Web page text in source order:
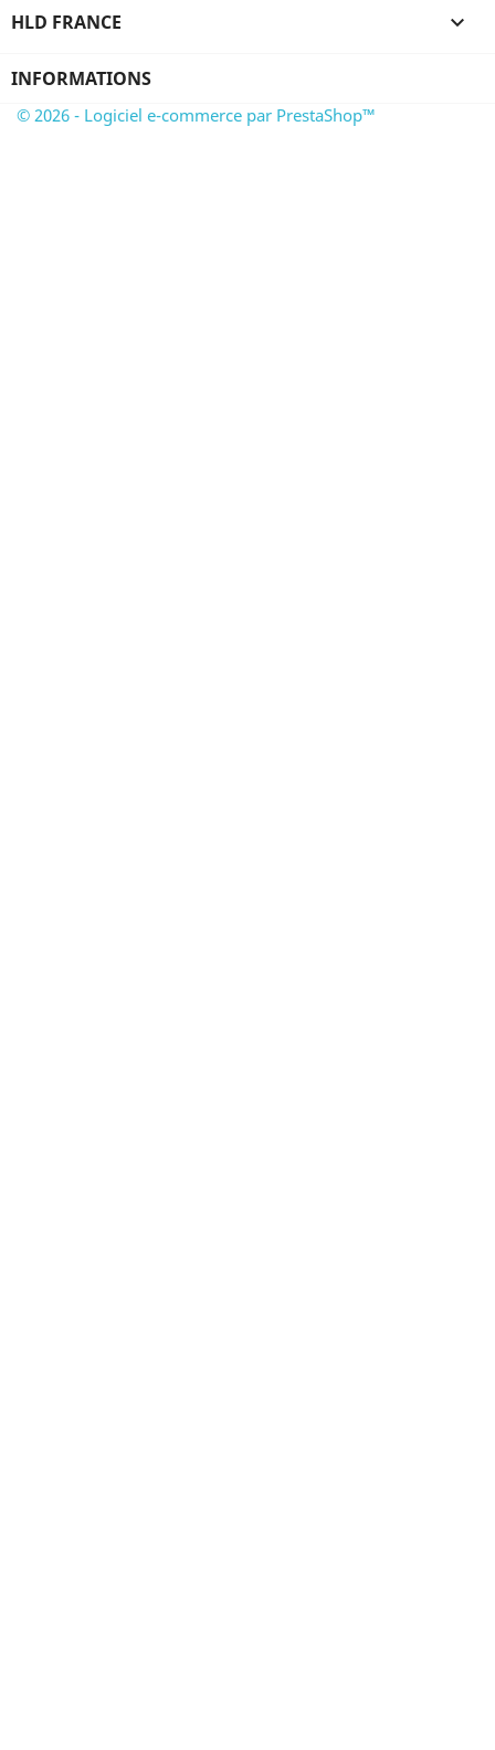
HLD FRANCE 
INFORMATIONS
© 2026 - Logiciel e-commerce par PrestaShop™